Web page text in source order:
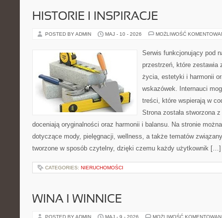
HISTORIE I INSPIRACJE
POSTED BY ADMIN MAJ - 10 - 2026 MOŻLIWOŚĆ
Serwis funkcjonujący pod
przestrzeń, które zestawia
życia, estetyki i harmonii
wskazówek. Internauci
treści, które wspierają w
Strona została stworzona
doceniają oryginalności oraz harmonii i balansu. Na stronie
dotyczące mody, pielęgnacji, wellness, a także tematów
tworzone w sposób czytelny, dzięki czemu każdy użytkownik […]
CATEGORIES: NIERUCHOMOŚCI
WINA I WINNICE
POSTED BY ADMIN MAJ - 9 - 2026 MOŻLIWOŚĆ